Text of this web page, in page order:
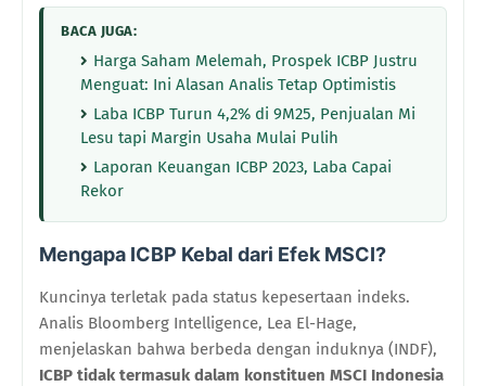
BACA JUGA:
Harga Saham Melemah, Prospek ICBP Justru
Menguat: Ini Alasan Analis Tetap Optimistis
Laba ICBP Turun 4,2% di 9M25, Penjualan Mi
Lesu tapi Margin Usaha Mulai Pulih
Laporan Keuangan ICBP 2023, Laba Capai
Rekor
Mengapa ICBP Kebal dari Efek MSCI?
Kuncinya terletak pada status kepesertaan indeks.
Analis Bloomberg Intelligence, Lea El-Hage,
menjelaskan bahwa berbeda dengan induknya (INDF),
ICBP tidak termasuk dalam konstituen MSCI Indonesia